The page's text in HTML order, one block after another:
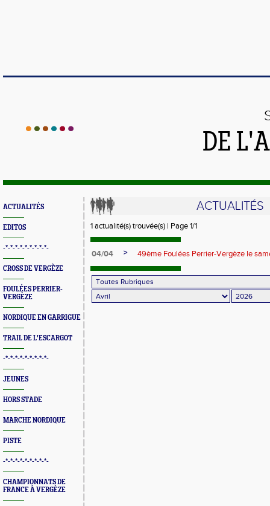
DE
ACTUALITÉS
EDITOS
-*-*-*-*-*-*-*-*-*-
CROSS DE VERGÈZE
FOULÉES PERRIER-
VERGÈZE
NORDIQUE EN GARRIGUE
TRAIL DE L'ESCARGOT
-*-*-*-*-*-*-*-*-*-
JEUNES
HORS STADE
MARCHE NORDIQUE
PISTE
-*-*-*-*-*-*-*-*-*-
CHAMPIONNATS DE
FRANCE À VERGÈZE
ACTUALITÉS
1 actualité(s) trouvée(s) | Page 1/1
04/04 > 49ème Foulées Perrier-Vergèze le